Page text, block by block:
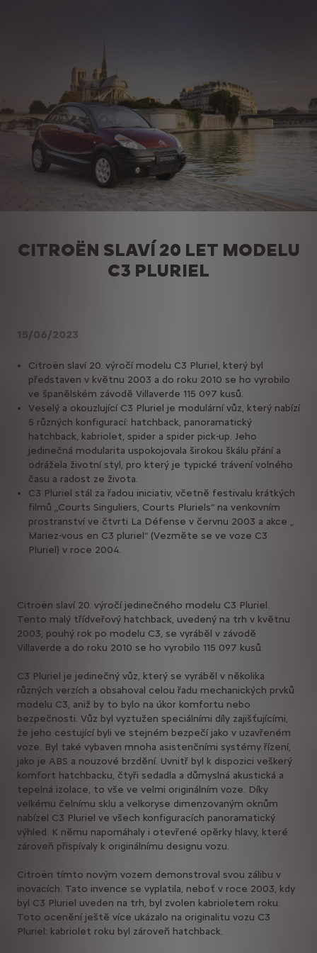
CITROËN SLAVÍ 20 LET MODELU
C3 PLURIEL
15/06/2023
Citroën slaví 20. výročí modelu C3 Pluriel, který byl
představen v květnu 2003 a do roku 2010 se ho vyrobilo
ve španělském závodě Villaverde 115 097 kusů.
Veselý a okouzlující C3 Pluriel je modulární vůz, který nabízí
5 různých konfigurací: hatchback, panoramatický
hatchback, kabriolet, spider a spider pick-up. Jeho
jedinečná modularita uspokojovala širokou škálu přání a
odrážela životní styl, pro který je typické trávení volného
času a radost ze života.
C3 Pluriel stál za řadou iniciativ, včetně festivalu krátkých
filmů „Courts Singuliers, Courts Pluriels“ na venkovním
prostranství ve čtvrti La Défense v červnu 2003 a akce „
Mariez-vous en C3 pluriel“ (Vezměte se ve voze C3
Pluriel) v roce 2004.
Citroën slaví 20. výročí jedinečného modelu C3 Pluriel.
Tento malý třídveřový hatchback, uvedený na trh v květnu
2003, pouhý rok po modelu C3, se vyráběl v závodě
Villaverde a do roku 2010 se ho vyrobilo 115 097 kusů.
C3 Pluriel je jedinečný vůz, který se vyráběl v několika
různých verzích a obsahoval celou řadu mechanických prvků
modelu C3, aniž by to bylo na úkor komfortu nebo
bezpečnosti. Vůz byl vyztužen speciálními díly zajišťujícími,
že jeho cestující byli ve stejném bezpečí jako v uzavřeném
voze. Byl také vybaven mnoha asistenčními systémy řízení,
jako je ABS a nouzové brzdění. Uvnitř byl k dispozici veškerý
komfort hatchbacku, čtyři sedadla a důmyslná akustická a
tepelná izolace, to vše ve velmi originálním voze. Díky
velkému čelnímu sklu a velkoryse dimenzovaným oknům
nabízel C3 Pluriel ve všech konfiguracích panoramatický
výhled. K němu napomáhaly i otevřené opěrky hlavy, které
zároveň přispívaly k originálnímu designu vozu.
Citroën tímto novým vozem demonstroval svou zálibu v
inovacích. Tato invence se vyplatila, neboť v roce 2003, kdy
byl C3 Pluriel uveden na trh, byl zvolen kabrioletem roku.
Toto ocenění ještě více ukázalo na originalitu vozu C3
Pluriel: kabriolet roku byl zároveň hatchback.